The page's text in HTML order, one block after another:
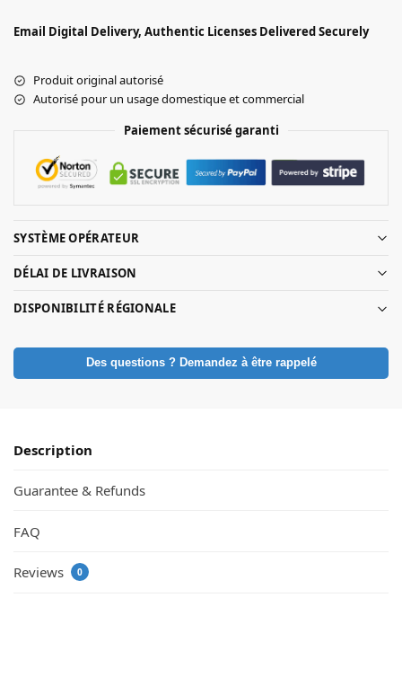
Email Digital Delivery, Authentic Licenses Delivered Securely
Produit original autorisé
Autorisé pour un usage domestique et commercial
Paiement sécurisé garanti
SYSTÈME OPÉRATEUR
DÉLAI DE LIVRAISON
DISPONIBILITÉ RÉGIONALE
Des questions ? Demandez à être rappelé
Description
Guarantee & Refunds
FAQ
Reviews 0